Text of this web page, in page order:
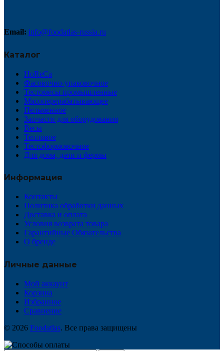
Email: info@foodatlas-russia.ru
Каталог
HoReCa
Фасовочно-упаковочное
Тестомесы промышленные
Мясоперерабатывающее
Пельменное
Запчасти для оборудования
Весы
Тепловое
Тестоформовочное
Для дома, дачи и фермы
Информация
Контакты
Политика обработки данных
Доставка и оплата
Условия возврата товара
Гарантийные Обязательства
О бренде
Личные данные
Мой аккаунт
Корзина
Избранное
Сравнение
© 2026 Foodatlas. Все права защищены